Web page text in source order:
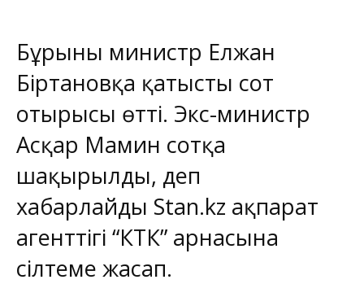
Бұрынғы министр Елжан
Біртановқа қатысты сот
отырысы өтті. Экс-министр
Асқар Мамин сотқа
шақырылды, деп
хабарлайды Stan.kz ақпарат
агенттігі “КТК” арнасына
сілтеме жасап.